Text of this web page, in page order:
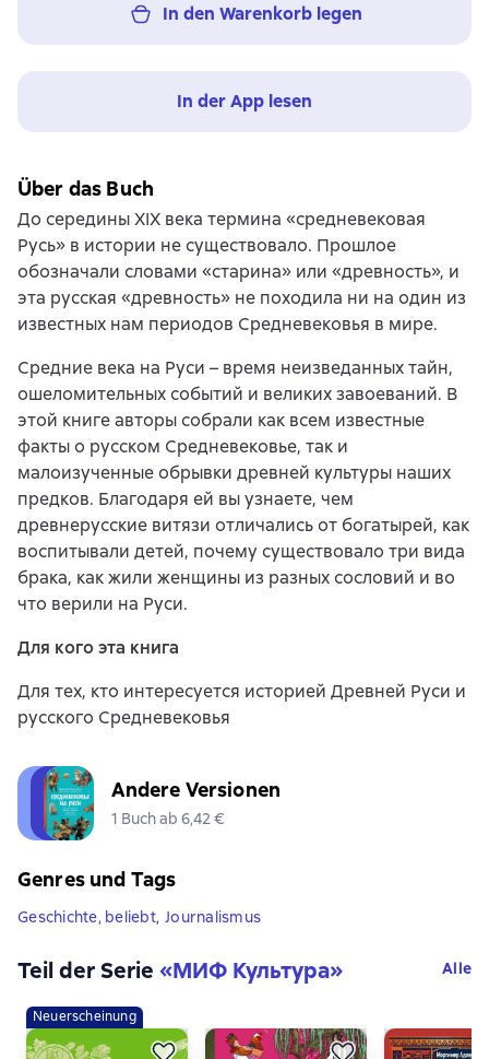
In den Warenkorb legen
In der App lesen
Über das Buch
До середины XIX века термина «средневековая
Русь» в истории не существовало. Прошлое
обозначали словами «старина» или «древность», и
эта русская «древность» не походила ни на один из
известных нам периодов Средневековья в мире.
Средние века на Руси – время неизведанных тайн,
ошеломительных событий и великих завоеваний. В
этой книге авторы собрали как всем известные
факты о русском Средневековье, так и
малоизученные обрывки древней культуры наших
предков. Благодаря ей вы узнаете, чем
древнерусские витязи отличались от богатырей, как
воспитывали детей, почему существовало три вида
брака, как жили женщины из разных сословий и во
что верили на Руси.
Для кого эта книга
Для тех, кто интересуется историей Древней Руси и
русского Средневековья
Andere Versionen
1 Buch ab 6,42 €
Genres und Tags
Geschichte, beliebt, Journalismus
Teil der Serie «МИФ Культура» Alle
Neuerscheinung